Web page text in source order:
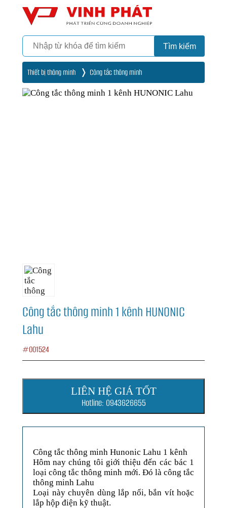
Vinh Phát Cần Thơ Tìm kiếm
Thiết bị thông minh Công tắc thông minh
Công tắc thông minh 1 kênh HUNONIC
Lahu
#001524
LIÊN HỆ GIÁ TỐT
Hotline: 0943626655
Công tắc thông minh Hunonic Lahu 1 kênh
Hôm nay chúng tôi giới thiệu đến các bác 1
loại công tắc thông minh mới. Đó là công tắc
thông minh Lahu
Loại này chuyên dùng lắp nổi, bắn vít hoặc
lắp hộp điện kỹ thuật.